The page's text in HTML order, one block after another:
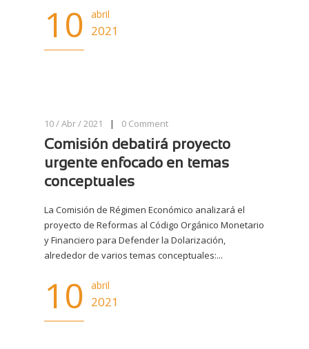
10 abril
2021
10 / Abr / 2021 | 0 Comment
Comisión debatirá proyecto
urgente enfocado en temas
conceptuales
La Comisión de Régimen Económico analizará el
proyecto de Reformas al Código Orgánico Monetario
y Financiero para Defender la Dolarización,
alrededor de varios temas conceptuales:...
10 abril
2021